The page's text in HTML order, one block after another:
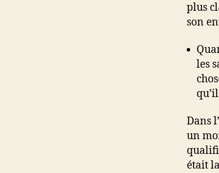
plus
son
les
Dans
un
était